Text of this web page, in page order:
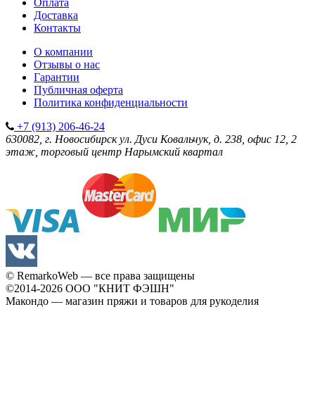
Доставка
Контакты
О компании
Отзывы о нас
Гарантии
Публичная оферта
Политика конфиденциальности
+7 (913) 206-46-24
630082, г. Новосибирск ул. Дуси Ковальчук, д. 238, офис 12, 2
этаж, торговый центр Нарымский квартал
© RemarkoWeb — все права защищены
©2014-2026 ООО "КНИТ ФЭШН"
Макондо — магазин пряжи и товаров для рукоделия